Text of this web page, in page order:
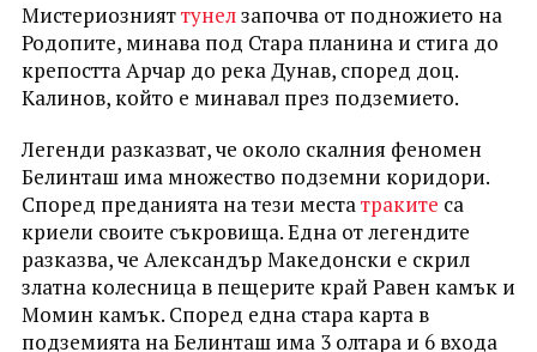
Мистериознияттунелзапочва от подножието на
Родопите, минава под Стара планина и стига до
крепостта Арчар до река Дунав, според доц.
Калинов, който е минавал през подземието.
Легенди разказват, че около скалния феномен
Белинташ има множество подземни коридори.
Според преданията на тези местатраките са
криели своите съкровища. Една от легендите
разказва, че Александър Македонски е скрил
златна колесница в пещерите край Равен камък и
Момин камък. Според една стара карта в
подземията на Белинташ има 3 олтара и 6 входа